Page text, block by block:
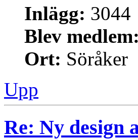
Inlägg: 3044
Blev medlem:
Ort: Söråker
Upp
Re: Ny design